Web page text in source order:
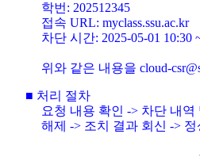
학번: 202512345
접속 URL: myclass.ssu.ac.kr
차단 시간: 2025-05-01 10:30
위와 같은 내용을 cloud-
■ 처리 절차
요청 내용 확인 -> 차단 내
해제 -> 조치 결과 회신 ->